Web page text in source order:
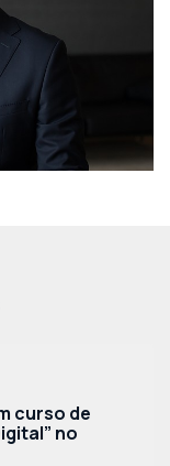
curso de
no